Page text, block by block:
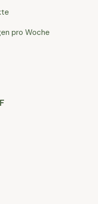
pro Woche